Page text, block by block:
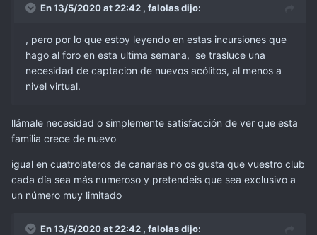
En 13/5/2020 at 22:42 , falolasdijo:
, pero por lo que estoy leyendo en estas incursiones que
hago al foro en esta ultima semana, se trasluce una
necesidad de captacion de nuevos acólitos, al menos a
nivel virtual.
llámale necesidad o simplemente satisfacción de ver que esta
familia crece de nuevo
igual en cuatrolateros de canarias no os gusta que vuestro club
cada día sea más numeroso y pretendeis que sea exclusivo a
un número muy limitado
En 13/5/2020 at 22:42 , falolasdijo: